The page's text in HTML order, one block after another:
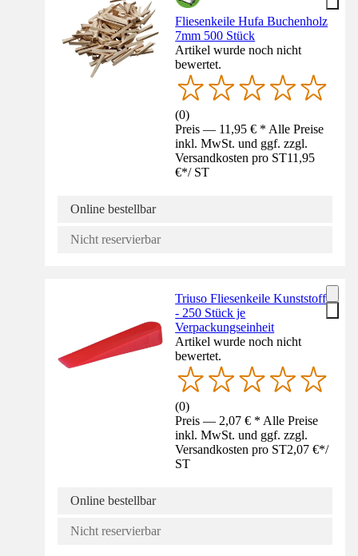
Fliesenkeile Hufa Buchenholz
7mm 500 Stück
Artikel wurde noch nicht
bewertet.
(0)
Preis — 11,95 € * Alle Preise
inkl. MwSt. und ggf. zzgl.
Versandkosten pro ST11,95
€*/ ST
Online bestellbar
Nicht reservierbar
Triuso Fliesenkeile Kunststoff
- 250 Stück je
Verpackungseinheit
Artikel wurde noch nicht
bewertet.
(0)
Preis — 2,07 € * Alle Preise
inkl. MwSt. und ggf. zzgl.
Versandkosten pro ST2,07 €*/
ST
Online bestellbar
Nicht reservierbar